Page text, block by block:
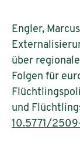
Engler,
über
Folgen für
und
10.5771/